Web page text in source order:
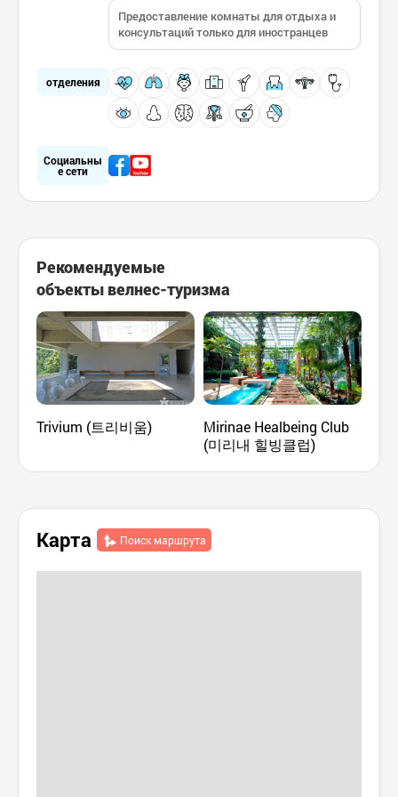
Предоставление комнаты для отдыха и
консультаций только для иностранцев
отделения
Социальны
е сети
Рекомендуемые
объекты велнес-туризма
Trivium (트리비움)
Mirinae Healbeing Club
(미리내 힐빙클럽)
Карта Поиск маршрута